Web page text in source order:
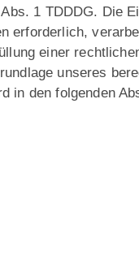
1 TDDDG. Die
erforderlich,
einer
unseres
in den folgenden